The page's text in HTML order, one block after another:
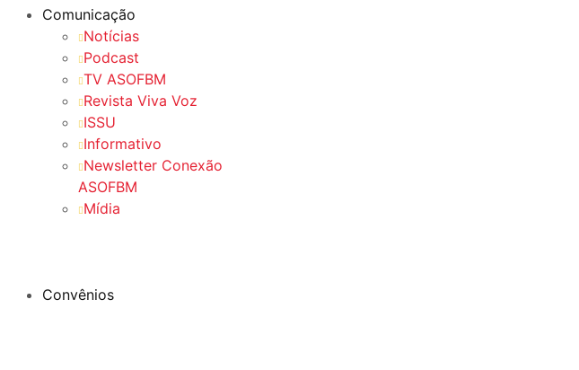
Comunicação
Notícias
Podcast
TV ASOFBM
Revista Viva Voz
ISSU
Informativo
Newsletter Conexão
ASOFBM
Mídia
Convênios